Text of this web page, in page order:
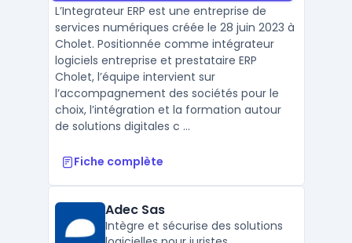
L’Integrateur ERP est une entreprise de
services numériques créée le 28 juin 2023 à
Cholet. Positionnée comme intégrateur
logiciels entreprise et prestataire ERP
Cholet, l’équipe intervient sur
l’accompagnement des sociétés pour le
choix, l’intégration et la formation autour
de solutions digitales c ...
Fiche complète
Adec Sas
Intègre et sécurise des solutions